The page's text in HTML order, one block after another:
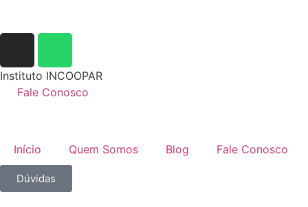
Instituto INCOOPAR
Fale Conosco
Início Quem Somos Blog Fale Conosco
Dúvidas